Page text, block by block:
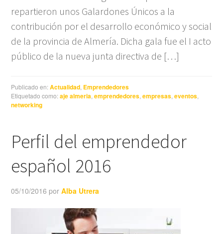
repartieron unos Galardones Únicos a la
contribución por el desarrollo económico y social
de la provincia de Almería. Dicha gala fue el I acto
público de la nueva junta directiva de […]
Publicado en:Actualidad Emprendedores
Etiquetado como:aje almeria ,emprendedores ,empresas ,eventos
networking
Perfil del emprendedor
español 2016
05/10/2016 porAlba Utrera